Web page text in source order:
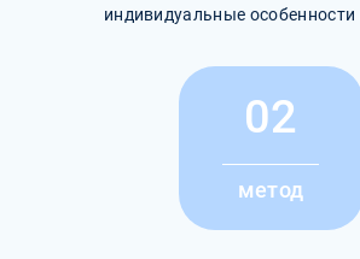
индивидуальные особенности
02
метод